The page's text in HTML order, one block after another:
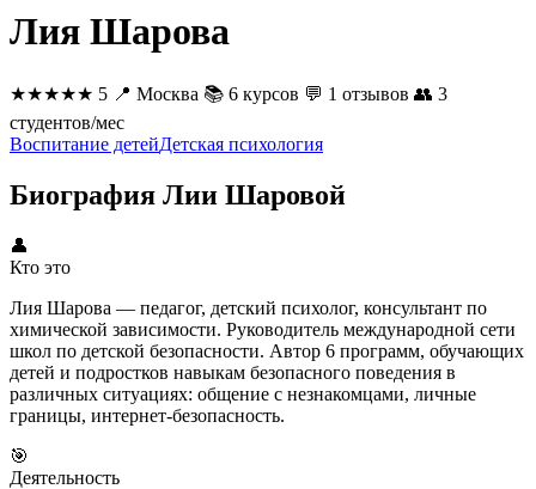
Лия Шарова
★★★★★ 5 📍 Москва 📚 6 курсов 💬 1 отзывов 👥 3
студентов/мес
Воспитание детейДетская психология
Биография Лии Шаровой
👤
Кто это
Лия Шарова — педагог, детский психолог, консультант по
химической зависимости. Руководитель международной сети
школ по детской безопасности. Автор 6 программ, обучающих
детей и подростков навыкам безопасного поведения в
различных ситуациях: общение с незнакомцами, личные
границы, интернет-безопасность.
🎯
Деятельность